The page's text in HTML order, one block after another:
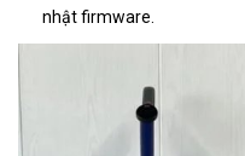
nhật firmware.